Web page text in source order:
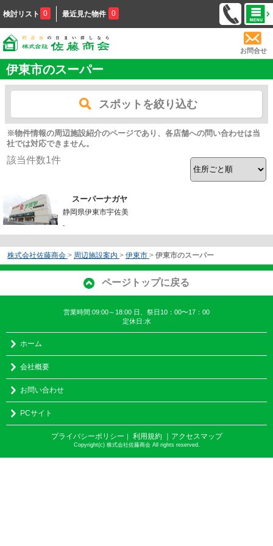
検討リスト 0 最近見た物件 0
お問合せ
伊東市のスーパー
スポットを絞り込む
※物件情報の周辺施設紹介のページであり、各店舗への問い合わせは当
社では対応できません。
該当件数1件
スーパーナガヤ
静岡県伊東市宇佐美
-
株式会社佐藤商会 > 周辺施設案内 > 伊東市 > 伊東市のスーパー
ページトップに戻る
営業時間:09:00～18:00 日、祭日10：00〜17：00
定休日:水
ホーム
会社概要
お問い合わせ
PCサイト
プライバシーポリシー ｜ 利用規約 ｜アクセスマップ
Copyright(c) 株式会社佐藤商会 All rights reserved.